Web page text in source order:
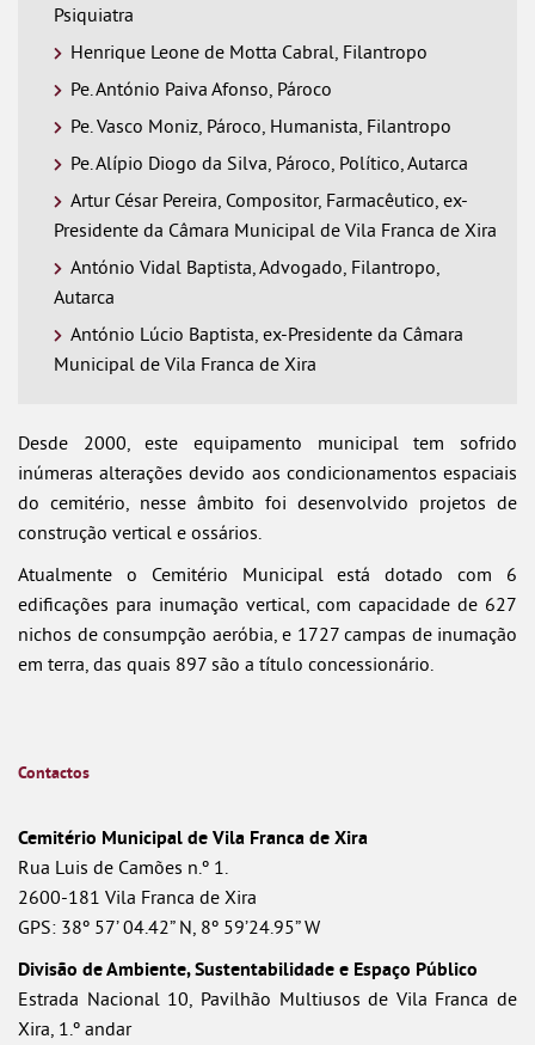
Psiquiatra
Henrique Leone de Motta Cabral, Filantropo
Pe. António Paiva Afonso, Pároco
Pe. Vasco Moniz, Pároco, Humanista, Filantropo
Pe. Alípio Diogo da Silva, Pároco, Político, Autarca
Artur César Pereira, Compositor, Farmacêutico, ex-
Presidente da Câmara Municipal de Vila Franca de Xira
António Vidal Baptista, Advogado, Filantropo,
Autarca
António Lúcio Baptista, ex-Presidente da Câmara
Municipal de Vila Franca de Xira
Desde 2000, este equipamento municipal tem sofrido
inúmeras alterações devido aos condicionamentos espaciais
do cemitério, nesse âmbito foi desenvolvido projetos de
construção vertical e ossários.
Atualmente o Cemitério Municipal está dotado com 6
edificações para inumação vertical, com capacidade de 627
nichos de consumpção aeróbia, e 1727 campas de inumação
em terra, das quais 897 são a título concessionário.
Contactos
Cemitério Municipal de Vila Franca de Xira
Rua Luis de Camões n.º 1.
2600-181 Vila Franca de Xira
GPS: 38º 57’ 04.42” N, 8º 59’24.95” W
Divisão de Ambiente, Sustentabilidade e Espaço Público
Estrada Nacional 10, Pavilhão Multiusos de Vila Franca de
Xira, 1.º andar